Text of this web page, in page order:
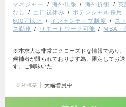
マネジャー
海外出張 海外折衝 英
なし
土日祝休み ポテンシャル採用
600万以上
インセンティブ制度 ス
ス勤務
リモートワーク可能 MBA・
※本求人は非常にクローズドな情報であり
候補者が限られております為、限定してお
す。ご興味いた…
会社概要 大幅増員中